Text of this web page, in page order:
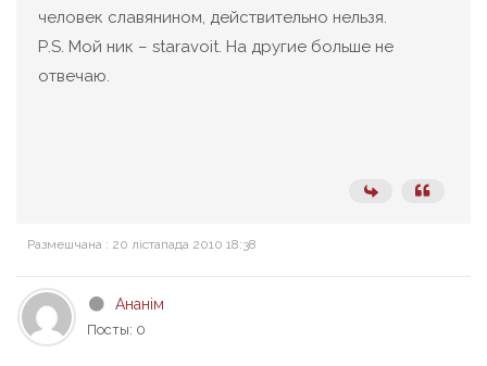
человек славянином, действительно нельзя.
Р.S. Мой ник – staravoit. На другие больше не
отвечаю.
Размешчана : 20 лістапада 2010 18:38
Ананім
Посты: 0